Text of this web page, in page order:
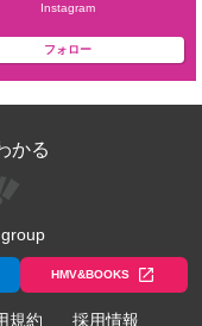
Instagram
フォロー
かる
HMV&BOOKS
規約 採用情報